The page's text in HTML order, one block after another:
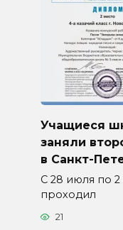
Учащиеся
заняли
в Санкт-
С 28 июля по 2
проходил
21